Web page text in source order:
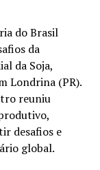
da
do
Estados norte-
distribuição do
recolhimento.
do Brasil
da
da Soja,
Londrina (PR).
reuniu
desafios e
global.